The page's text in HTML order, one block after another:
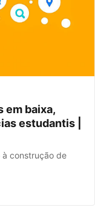
em baixa,
estudantis |
à construção de